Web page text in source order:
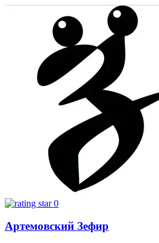
0
Артемовский Зефир